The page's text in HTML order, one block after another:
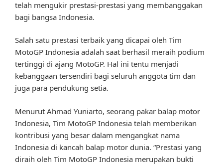
telah mengukir prestasi-prestasi yang membanggakan
bagi bangsa Indonesia.
Salah satu prestasi terbaik yang dicapai oleh Tim
MotoGP Indonesia adalah saat berhasil meraih podium
tertinggi di ajang MotoGP. Hal ini tentu menjadi
kebanggaan tersendiri bagi seluruh anggota tim dan
juga para pendukung setia.
Menurut Ahmad Yuniarto, seorang pakar balap motor
Indonesia, Tim MotoGP Indonesia telah memberikan
kontribusi yang besar dalam mengangkat nama
Indonesia di kancah balap motor dunia. “Prestasi yang
diraih oleh Tim MotoGP Indonesia merupakan bukti